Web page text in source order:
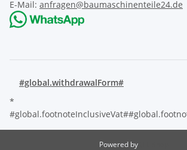
E-Mail: anfragen@baumaschinenteile24.de
#global.withdrawalForm#
*
Powered by